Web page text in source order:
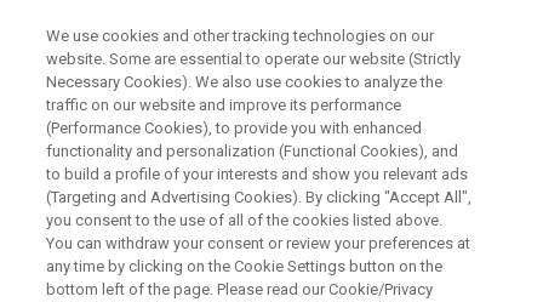
ELECTRON PARAMAGNETIC RESONANCE (EPR) & TIME DOMAIN
NUCLEAR MAGNETIC RESONANCE (TD-NMR) WEBINAR
卓上磁気共鳴装置による油脂の
評価 ～油脂の酸化、油脂固相
比、動的結晶化解析～
We use cookies and other tracking technologies on our
website. Some are essential to operate our website (Strictly
Necessary Cookies). We also use cookies to analyze the
traffic on our website and improve its performance
(Performance Cookies), to provide you with enhanced
functionality and personalization (Functional Cookies), and
to build a profile of your interests and show you relevant ads
(Targeting and Advertising Cookies). By clicking "Accept All",
you consent to the use of all of the cookies listed above.
You can withdraw your consent or review your preferences at
any time by clicking on the Cookie Settings button on the
bottom left of the page. Please read our Cookie/Privacy